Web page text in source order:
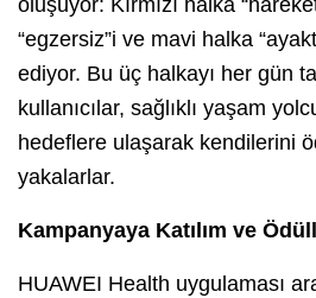
oluşuyor: Kırmızı halka
“egzersiz”i ve mavi halka
ediyor. Bu üç halkayı her gün
kullanıcılar, sağlıklı yaşam
hedeflere ulaşarak kendilerini
yakalarlar.
Kampanyaya Katılım ve
HUAWEI Health uygulaması